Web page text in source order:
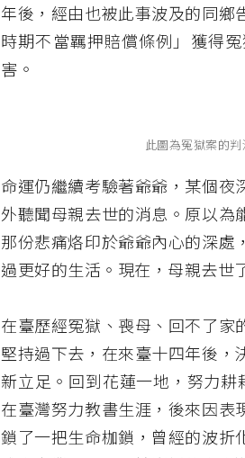
年後，經由也被此事波及的同鄉
時期不當羈押賠償條例」獲得
害。
此圖為冤獄案的
命運仍繼續考驗著爺爺，某個夜
外聽聞母親去世的消息。原以為
那份悲痛烙印於爺爺內心的深處
過更好的生活。現在，母親去世
在臺歷經冤獄、喪母、回不了家
堅持過下去，在來臺十四年後
新立足。回到花蓮一地，努力
在臺灣努力教書生涯，後來因
鎖了一把生命枷鎖，曾經的波折